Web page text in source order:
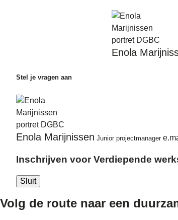
Enola
Stel je vragen aan
Enola Marijnissen Junior projectmanager
Inschrijven voor Verdiepende
Sluit
Volg de route naar een